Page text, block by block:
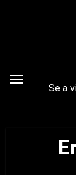
conteúdo
Se a